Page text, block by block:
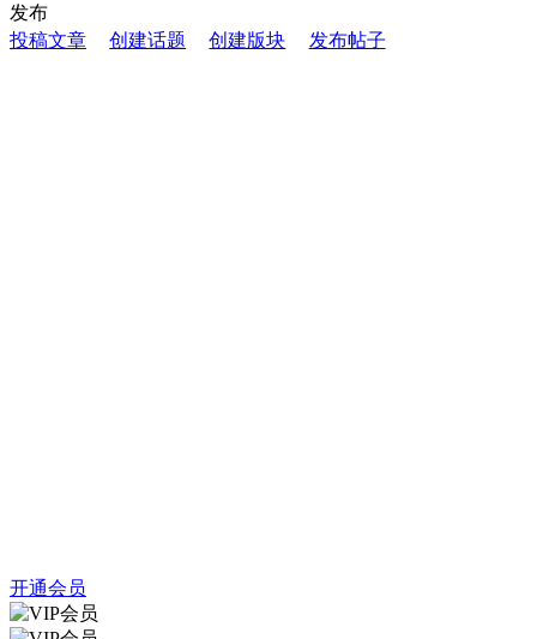
发布
投稿文章
创建话题 创建版块 发布帖子
开通会员